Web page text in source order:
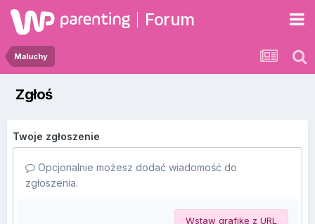
Forum
Maluchy
Zgłoś
Twoje zgłoszenie
Opcjonalnie możesz dodać wiadomość do
zgłoszenia.
Wstaw grafikę z URL